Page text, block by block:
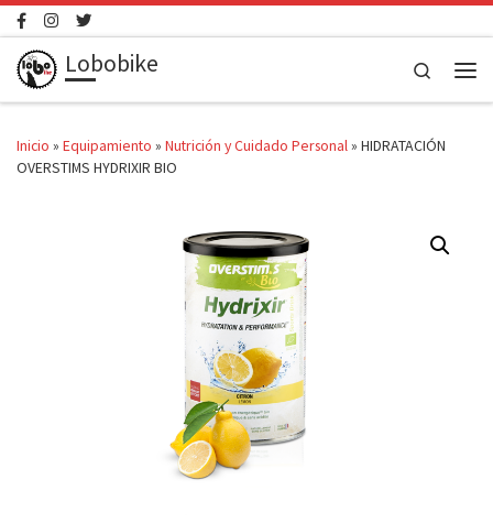
Saltar al contenido
Lobobike
Search
Inicio » Equipamiento » Nutrición y Cuidado Personal» HIDRATACIÓN
OVERSTIMS HYDRIXIR BIO